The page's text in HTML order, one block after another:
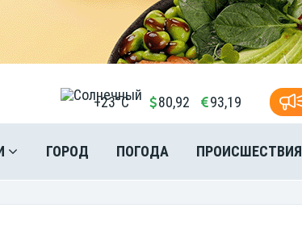
+23°C 80,92 93,19
ГОРОД ПОГОДА ПРОИСШЕСТВИЯ